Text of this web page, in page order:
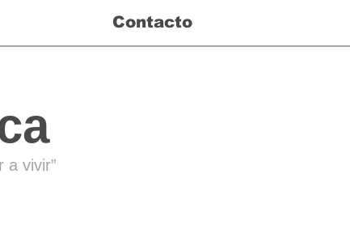
Contacto
a vivir”